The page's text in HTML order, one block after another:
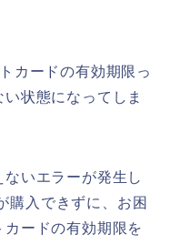
カードの有効期限っ
状態になってしま
いエラーが発生し
購入できずに、お困
ードの有効期限を